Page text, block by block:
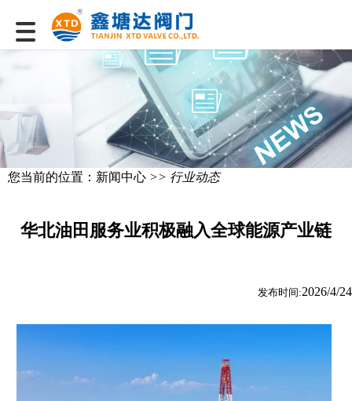
您当前的位置： 新闻中心 >> 行业动态
华北油田服务业积极融入全球能源产业链
发布时间:2026/4/24